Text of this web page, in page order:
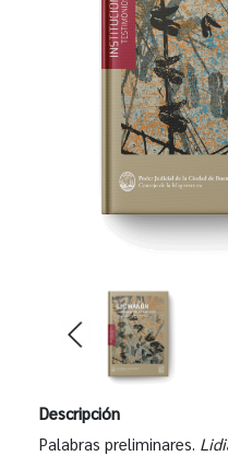
Descripción
Palabras preliminares.